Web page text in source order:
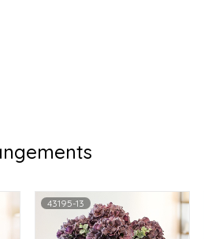
43195-13